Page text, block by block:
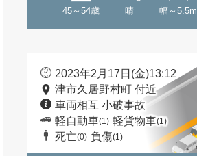
45～54歳 晴 幅～5.5m
2023年2月17日(金)13:12
津市久居野村町 付近
車両相互 小破事故
軽自動車(1) 軽貨物車(1)
死亡(0) 負傷(1)